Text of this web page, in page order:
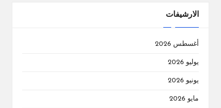
الارشيفات
أغسطس 2026
يوليو 2026
يونيو 2026
مايو 2026